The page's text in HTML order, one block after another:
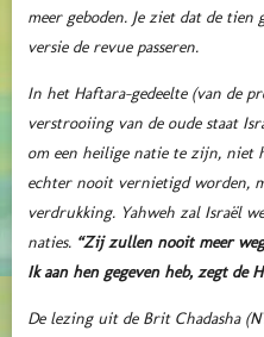
meer geboden. Je ziet dat de
versie de revue passeren.
In het Haftara-gedeelte (van de
verstrooiing van de oude staat
om een heilige natie te zijn, niet
echter nooit vernietigd worden,
verdrukking. Yahweh zal Israël
naties. “Zij zullen nooit meer
Ik aan hen gegeven heb, zegt de
De lezing uit de Brit Chadasha